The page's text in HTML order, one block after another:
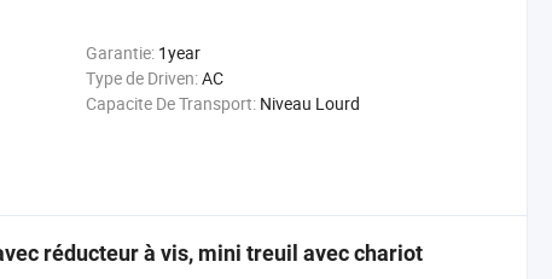
Garantie: 1year
Type de Driven:AC
Capacite De Transport: Niveau Lourd
réducteur à vis, mini treuil avec chariot